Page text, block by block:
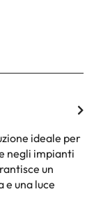
ideale per
negli impianti
un
una luce